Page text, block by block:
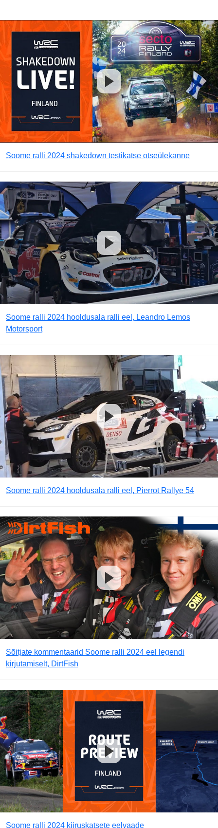
Soome ralli 2024 shakedown testikatse otseülekanne
Soome ralli 2024 hooldusala ralli eel, Leandro Lemos
Motorsport
Soome ralli 2024 hooldusala ralli eel, Pierrot Rallye 54
Sõitjate kommentaarid Soome ralli 2024 eel legendi
kirjutamiselt, DirtFish
Soome ralli 2024 kiiruskatsete eelvaade